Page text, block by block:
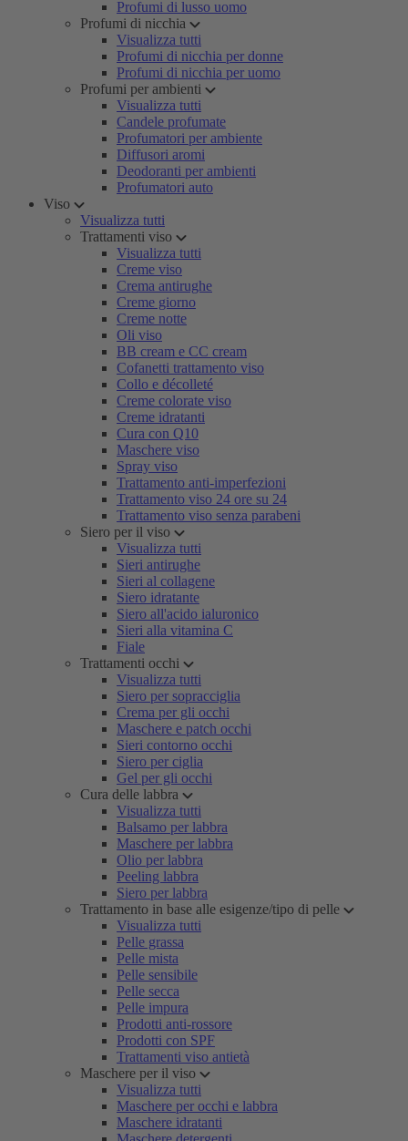
Profumi di lusso uomo
Profumi di nicchia
Visualizza tutti
Profumi di nicchia per donne
Profumi di nicchia per uomo
Profumi per ambienti
Visualizza tutti
Candele profumate
Profumatori per ambiente
Diffusori aromi
Deodoranti per ambienti
Profumatori auto
Viso
Visualizza tutti
Trattamenti viso
Visualizza tutti
Creme viso
Crema antirughe
Creme giorno
Creme notte
Oli viso
BB cream e CC cream
Cofanetti trattamento viso
Collo e décolleté
Creme colorate viso
Creme idratanti
Cura con Q10
Maschere viso
Spray viso
Trattamento anti-imperfezioni
Trattamento viso 24 ore su 24
Trattamento viso senza parabeni
Siero per il viso
Visualizza tutti
Sieri antirughe
Sieri al collagene
Siero idratante
Siero all'acido ialuronico
Sieri alla vitamina C
Fiale
Trattamenti occhi
Visualizza tutti
Siero per sopracciglia
Crema per gli occhi
Maschere e patch occhi
Sieri contorno occhi
Siero per ciglia
Gel per gli occhi
Cura delle labbra
Visualizza tutti
Balsamo per labbra
Maschere per labbra
Olio per labbra
Peeling labbra
Siero per labbra
Trattamento in base alle esigenze/tipo di pelle
Visualizza tutti
Pelle grassa
Pelle mista
Pelle sensibile
Pelle secca
Pelle impura
Prodotti anti-rossore
Prodotti con SPF
Trattamenti viso antietà
Maschere per il viso
Visualizza tutti
Maschere per occhi e labbra
Maschere idratanti